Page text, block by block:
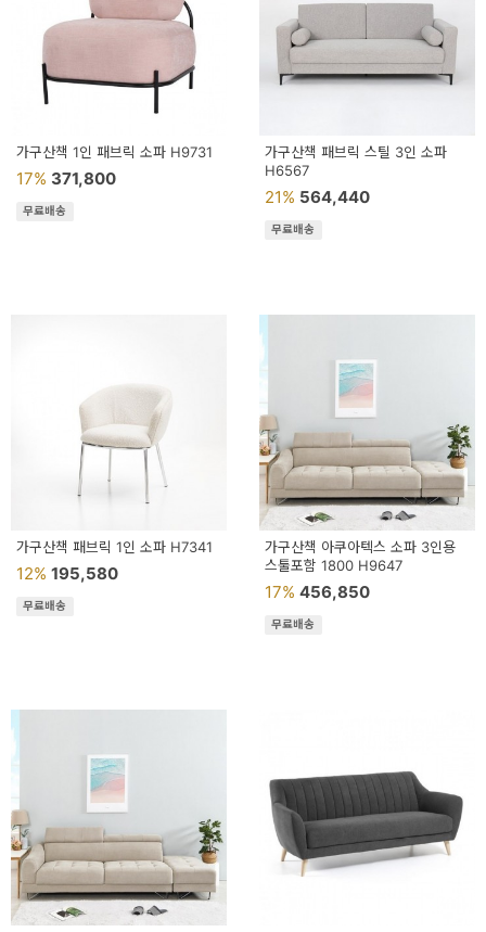
가구산책 1인 패브릭 소파 H9731
17% 371,800
무료배송
가구산책 패브릭 스틸 3인 소파
H6567
21% 564,440
무료배송
가구산책 패브릭 1인 소파 H7341
12% 195,580
무료배송
가구산책 아쿠아텍스 소파 3인용
스툴포함 1800 H9647
17% 456,850
무료배송